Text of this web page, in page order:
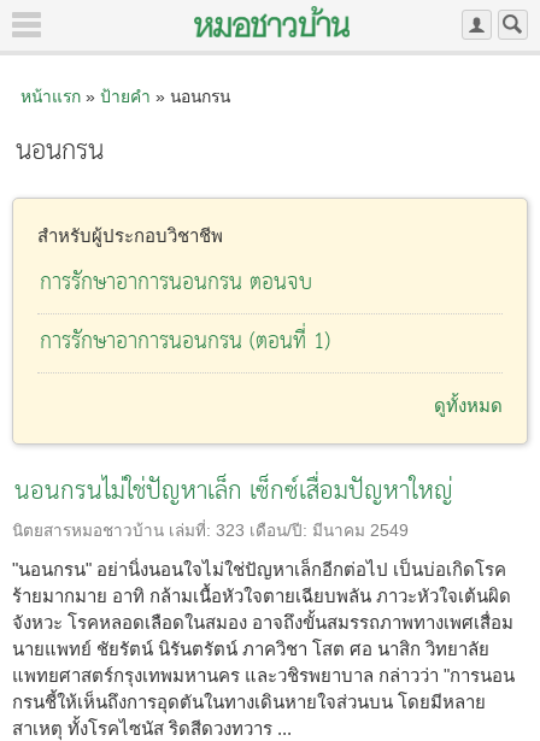
หน้าแรก» ป้ายคำ » นอนกรน
นอนกรน
สำหรับผู้ประกอบวิชาชีพ
การรักษาอาการนอนกรน ตอนจบ
การรักษาอาการนอนกรน (ตอนที่ 1)
ดูทั้งหมด
นอนกรนไม่ใช่ปัญหาเล็ก เซ็กซ์เสื่อมปัญหาใหญ่
นิตยสารหมอชาวบ้าน เล่มที่: 323 เดือน/ปี: มีนาคม 2549
"นอนกรน" อย่านิ่งนอนใจไม่ใช่ปัญหาเล็กอีกต่อไป เป็นบ่อเกิดโรค
ร้ายมากมาย อาทิ กล้ามเนื้อหัวใจตายเฉียบพลัน ภาวะหัวใจเต้นผิด
จังหวะ โรคหลอดเลือดในสมอง อาจถึงขั้นสมรรถภาพทางเพศเสื่อม
นายแพทย์ ชัยรัตน์ นิรันตรัตน์ ภาควิชา โสต ศอ นาสิก วิทยาลัย
แพทยศาสตร์กรุงเทพมหานคร และวชิรพยาบาล กล่าวว่า "การนอน
กรนชี้ให้เห็นถึงการอุดตันในทางเดินหายใจส่วนบน โดยมีหลาย
สาเหตุ ทั้งโรคไซนัส ริดสีดวงทวาร ...